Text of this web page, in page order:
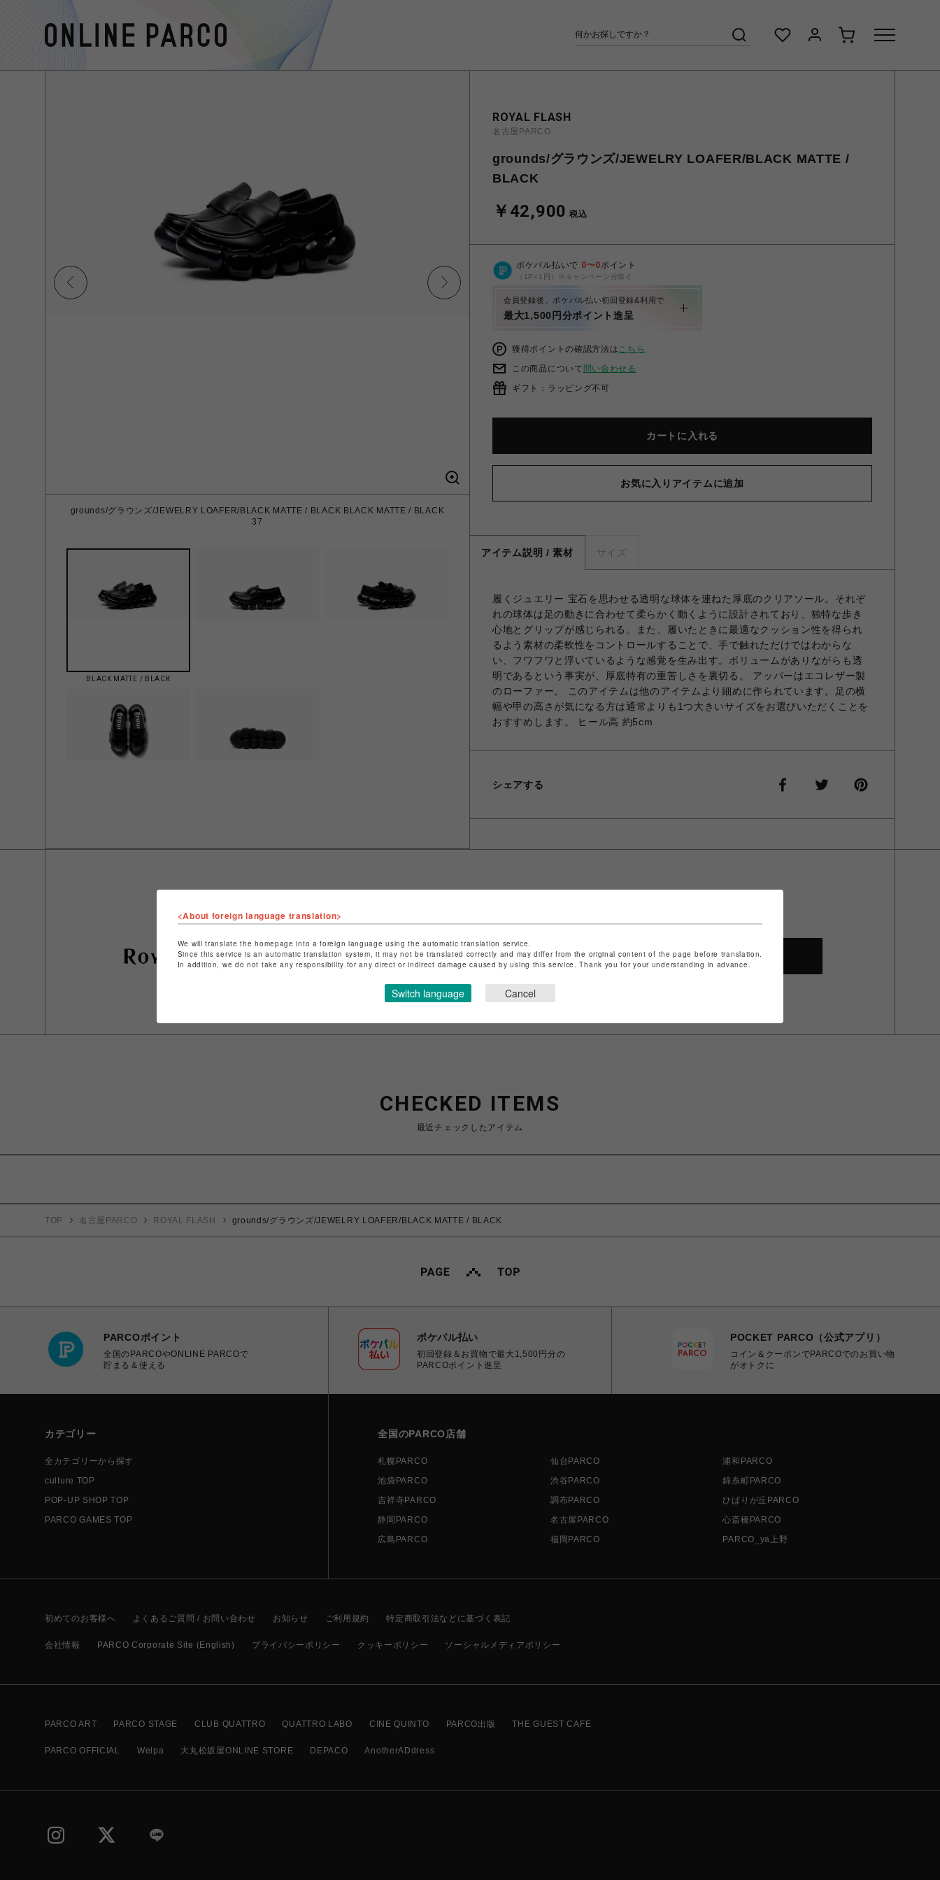
grounds/グラウンズ/JEWELRY LOAFER/BLACK MATTE / BLACK BLACK MATTE / BLACK
37
BLACK MATTE / BLACK
ROYAL FLASH
名古屋PARCO
grounds/グラウンズ/JEWELRY LOAFER/BLACK MATTE /
BLACK
￥42,900 税込
ポケパル払いで 0〜0ポイント
（1P=1円）※キャンペーン分除く
会員登録後、ポケパル払い初回登録&利用で
最大1,500円分ポイント進呈
獲得ポイントの確認方法はこちら
この商品について 問い合わせる
ギフト：ラッピング不可
カートに入れる
お気に入りアイテムに追加
アイテム説明 / 素材 サイズ
履くジュエリー 宝石を思わせる透明な球体を連ねた厚底のクリアソール。それぞ
れの球体は足の動きに合わせて柔らかく動くように設計されており、独特な歩き
心地とグリップが感じられる。また、履いたときに最適なクッション性を得られ
るよう素材の柔軟性をコントロールすることで、手で触れただけではわからな
い、フワフワと浮いているような感覚を生み出す。ボリュームがありながらも透
明であるという事実が、厚底特有の重苦しさを裏切る。 アッパーはエコレザー製
のローファー。 このアイテムは他のアイテムより細めに作られています。足の横
幅や甲の高さが気になる方は通常よりも1つ大きいサイズをお選びいただくことを
おすすめします。 ヒール高 約5cm
シェアする
ショップ名
ROYAL FLASH
店舗名
名古屋PARCO
特定商取引法など法令に基づく表記はこちら
ショップお問い合わせは こちら
SHOP TOP
CHECKED ITEMS
最近チェックしたアイテム
TOP 名古屋PARCO ROYAL FLASH grounds/グラウンズ/JEWELRY LOAFER/BLACK MATTE / BLACK
PARCOポイント
全国のPARCOやONLINE PARCOで
貯まる＆使える
ポケパル払い
初回登録＆お買物で最大1,500円分の
PARCOポイント進呈
POCKET PARCO（公式アプリ）
コイン＆クーポンでPARCOでのお買い物
がオトクに
カテゴリー
全カテゴリーから探す
culture TOP
POP-UP SHOP TOP
PARCO GAMES TOP
全国のPARCO店舗
札幌PARCO 仙台PARCO
浦和PARCO
池袋PARCO
渋谷PARCO
錦糸町PARCO
吉祥寺PARCO
調布PARCO
ひばりが丘PARCO
静岡PARCO
名古屋PARCO
心斎橋PARCO
広島PARCO
福岡PARCO PARCO_ya上野
初めてのお客様へ よくあるご質問 / お問い合わせ お知らせ ご利用規約 特定商取引法などに基づく表記
会社情報 PARCO Corporate Site (English) プライバシーポリシー クッキーポリシー ソーシャルメディアポリシー
PARCO ART PARCO STAGE CLUB QUATTRO QUATTRO LABO CINE QUINTO PARCO出版 THE GUEST CAFE
PARCO OFFICIAL Welpa 大丸松坂屋ONLINE STORE DEPACO AnotherADdress
<About foreign language translation>
We will translate the homepage into a foreign language using the automatic translation service.
Since this service is an automatic translation system, it may not be translated correctly and may differ from the original content of the page before translation.
In addition, we do not take any responsibility for any direct or indirect damage caused by using this service. Thank you for your understanding in advance.
Switch language Cancel